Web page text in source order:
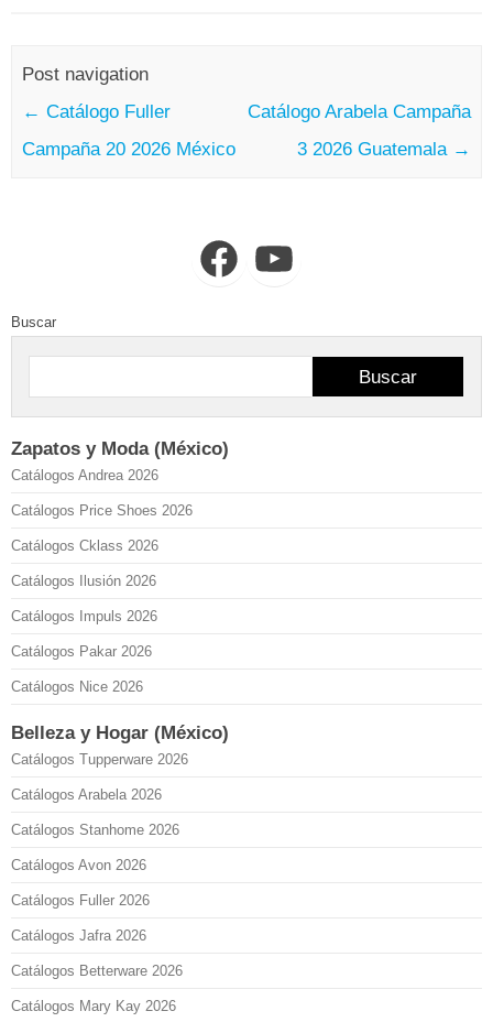
Post navigation
← Catálogo Fuller
Campaña 20 2026 México
Catálogo Arabela Campaña
3 2026 Guatemala →
FacebookYouTube
Buscar
Buscar
Zapatos y Moda (México)
Catálogos Andrea 2026
Catálogos Price Shoes 2026
Catálogos Cklass 2026
Catálogos Ilusión 2026
Catálogos Impuls 2026
Catálogos Pakar 2026
Catálogos Nice 2026
Belleza y Hogar (México)
Catálogos Tupperware 2026
Catálogos Arabela 2026
Catálogos Stanhome 2026
Catálogos Avon 2026
Catálogos Fuller 2026
Catálogos Jafra 2026
Catálogos Betterware 2026
Catálogos Mary Kay 2026